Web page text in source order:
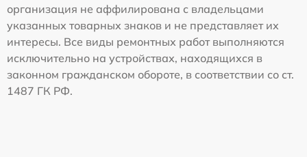
организация не аффилирована с владельцами
указанных товарных знаков и не представляет их
интересы. Все виды ремонтных работ выполняются
исключительно на устройствах, находящихся в
законном гражданском обороте, в соответствии со ст.
1487 ГК РФ.